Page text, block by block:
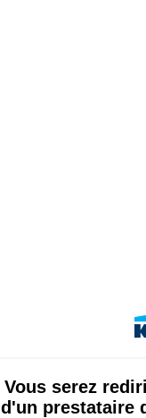
Vous serez
d'un prestataire